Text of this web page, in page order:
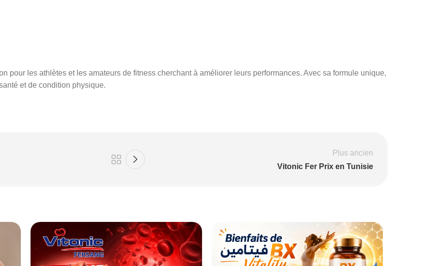
pour les athlètes et les amateurs de fitness cherchant à améliorer leurs performances. Avec sa formule unique,
et de condition physique.
Plus ancien
Vitonic Fer Prix en Tunisie